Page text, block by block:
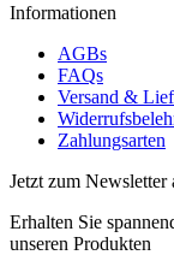
Informationen
AGBs
FAQs
Versand &
Zahlungsarten
Jetzt zum Newsletter
Erhalten Sie
unseren Produkten